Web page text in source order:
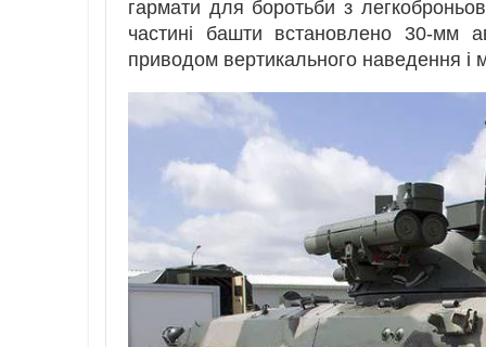
гармати для боротьби з
частині башти встановлено 30-мм
приводом вертикального наведення і